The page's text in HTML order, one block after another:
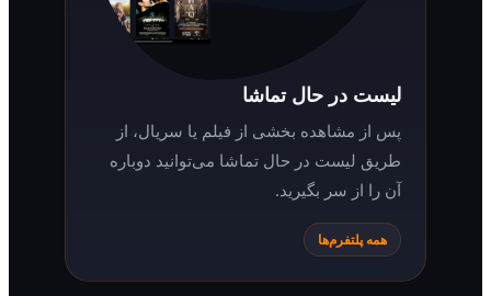
لیست در حال تماشا
پس از مشاهده بخشی از فیلم یا سریال، از
طریق لیست در حال تماشا می‌توانید دوباره
آن را از سر بگیرید.
همه پلتفرم‌ها